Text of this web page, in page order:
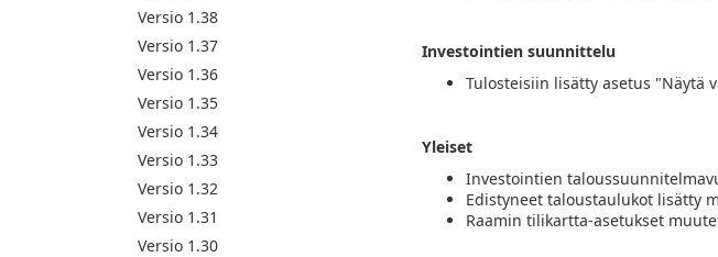
Versio 1.38
Versio 1.37
Versio 1.36
Versio 1.35
Versio 1.34
Versio 1.33
Versio 1.32
Versio 1.31
Versio 1.30
Investointien suunnittelu
Tulosteisiin lisätty asetus "Näytä
Yleiset
Investointien
Edistyneet taloustaulukot lisätty
Raamin tilikartta-asetukset